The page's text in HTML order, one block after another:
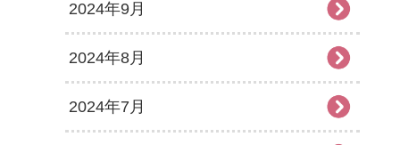
2024年9月
2024年8月
2024年7月